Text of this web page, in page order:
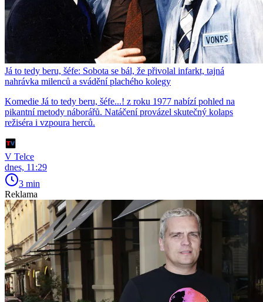
Já to tedy beru, šéfe: Sobota se bál, že přivolal infarkt, tajná
nahrávka milenců a svádění plachého kolegy
Komedie Já to tedy beru, šéfe...! z roku 1977 nabízí pohled na
pikantní metody náborářů. Natáčení provázel skutečný kolaps
režiséra i vzpoura herců.
V Telce
dnes, 11:29
3 min
Reklama